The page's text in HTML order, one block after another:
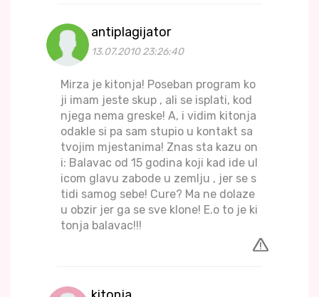
antiplagijator
13.07.2010 23:26:40
Mirza je kitonja! Poseban program ko
ji imam jeste skup , ali se isplati, kod
njega nema greske! A, i vidim kitonja
odakle si pa sam stupio u kontakt sa
tvojim mjestanima! Znas sta kazu on
i: Balavac od 15 godina koji kad ide ul
icom glavu zabode u zemlju , jer se s
tidi samog sebe! Cure? Ma ne dolaze
u obzir jer ga se sve klone! E.o to je ki
tonja balavac!!!